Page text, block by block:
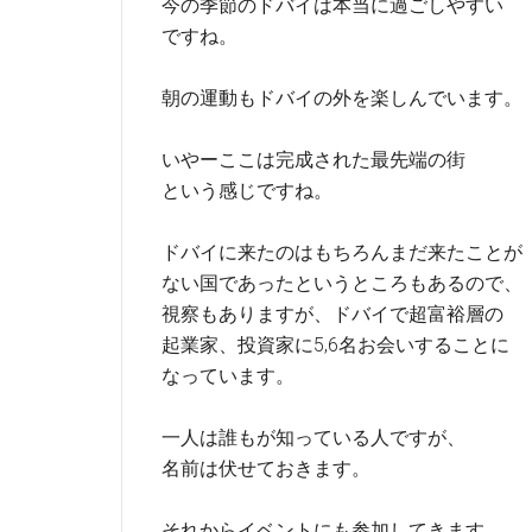
今の季節のドバイは本当に過ごしやすい
ですね。
朝の運動もドバイの外を楽しんでいます。
いやーここは完成された最先端の街
という感じですね。
ドバイに来たのはもちろんまだ来たことが
ない国であったというところもあるので、
視察もありますが、ドバイで超富裕層の
起業家、投資家に5,6名お会いすることに
なっています。
一人は誰もが知っている人ですが、
名前は伏せておきます。